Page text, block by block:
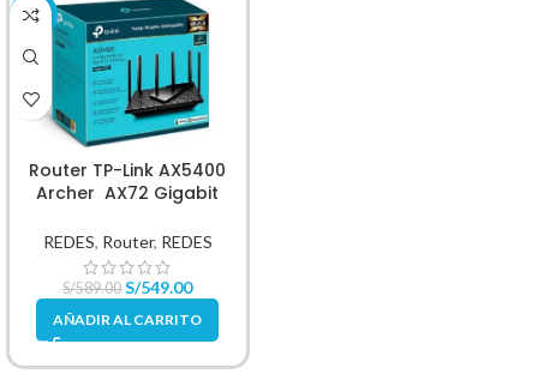
-7%
Router TP-Link AX5400
Archer AX72 Gigabit
REDES, Router, REDES
S/589.00 S/549.00
AÑADIR AL CARRITO